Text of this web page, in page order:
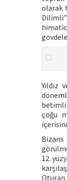
olarak
Yıldız
betimli
çoğu
12.
Oturan